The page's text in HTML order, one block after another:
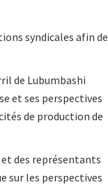
syndicales afin de
de Lubumbashi
et ses perspectives
de production de
et des représentants
sur les perspectives